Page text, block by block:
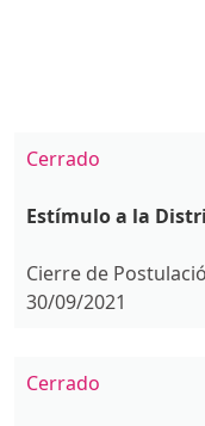
Cerrado
Estímulo a la
Cierre de
30/09/2021
Cerrado